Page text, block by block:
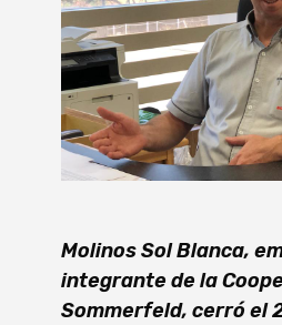
Molinos Sol Blanca,
integrante de la
Sommerfeld, cerró el